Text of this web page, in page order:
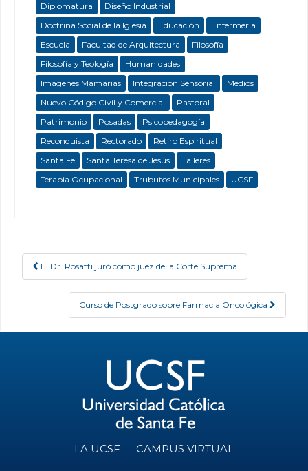
Diplomatura
Diseño Industrial
Doctrina Social de la Iglesia
Educación
Enfermeria
Escuela
Facultad de Arquitectura
Filosofía
Filosofía y Teología
Humanidades
Imágenes Mamarias
Integración Sensorial
Medios
Nuevo Código Civil y Comercial
Pastoral
Patrimonio
Posadas
Psicopedagogía
Reconquista
Rectorado
Retiro Espiritual
Santa Fe
Santa Teresa de Jesús
Talleres
Terapia Ocupacional
Trubutos Municipales UCSF
Post navigation
El Dr. Rosatti juró como juez de la Corte Suprema
Curso de Postgrado sobre Farmacia Oncológica
LA UCSF CAMPUS VIRTUAL